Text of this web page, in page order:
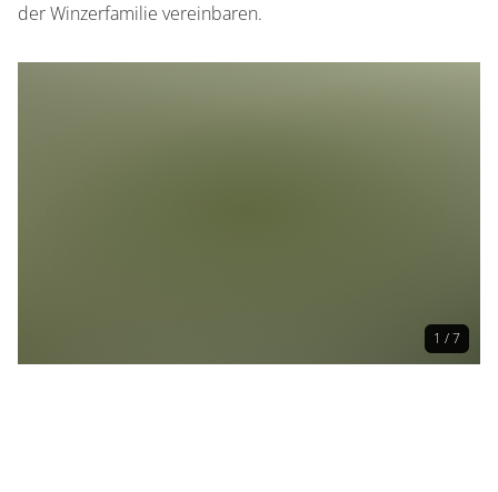
der Winzerfamilie vereinbaren.
1 / 7